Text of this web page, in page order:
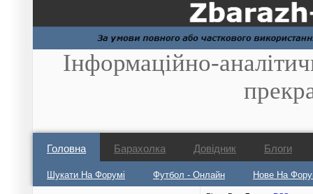
Інформаційно-
Головна
Шукати На Форумі Футбол - Онлайн Нове На
Барахолка Довідник Блоги